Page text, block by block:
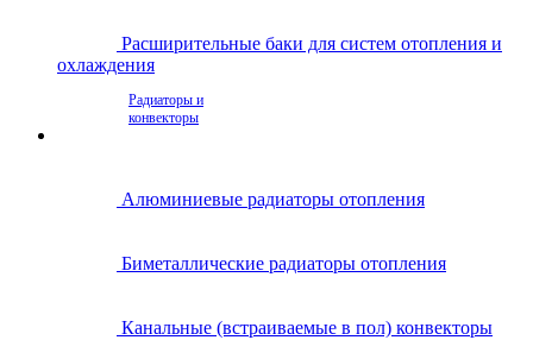
Расширительные баки для систем отопления и
охлаждения
Радиаторы и
конвекторы
Алюминиевые радиаторы отопления
Биметаллические радиаторы отопления
Канальные (встраиваемые в пол) конвекторы